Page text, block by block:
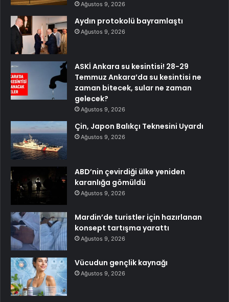
Ağustos 9, 2026
Aydın protokolü bayramlaştı
Ağustos 9, 2026
ASKİ Ankara su kesintisi! 28-29
Temmuz Ankara’da su kesintisi ne
zaman bitecek, sular ne zaman
gelecek?
Ağustos 9, 2026
Çin, Japon Balıkçı Teknesini Uyardı
Ağustos 9, 2026
ABD’nin çevirdiği ülke yeniden
karanlığa gömüldü
Ağustos 9, 2026
Mardin’de turistler için hazırlanan
konsept tartışma yarattı
Ağustos 9, 2026
Vücudun gençlik kaynağı
Ağustos 9, 2026